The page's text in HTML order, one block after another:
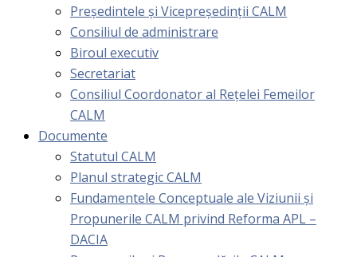
Președintele și Vicepreședinții CALM
Consiliul de administrare
Biroul executiv
Secretariat
Consiliul Coordonator al Rețelei Femeilor
CALM
Documente
Statutul CALM
Planul strategic CALM
Fundamentele Conceptuale ale Viziunii și
Propunerile CALM privind Reforma APL –
DACIA